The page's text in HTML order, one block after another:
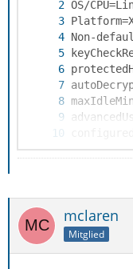
mclaren
Mitglied